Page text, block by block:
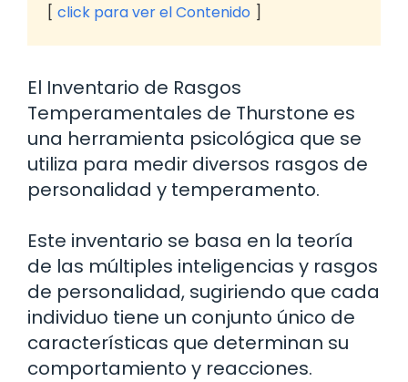
click para ver el Contenido
El Inventario de Rasgos
Temperamentales de Thurstone es
una herramienta psicológica que se
utiliza para medir diversos rasgos de
personalidad y temperamento.
Este inventario se basa en la teoría
de las múltiples inteligencias y rasgos
de personalidad, sugiriendo que cada
individuo tiene un conjunto único de
características que determinan su
comportamiento y reacciones.